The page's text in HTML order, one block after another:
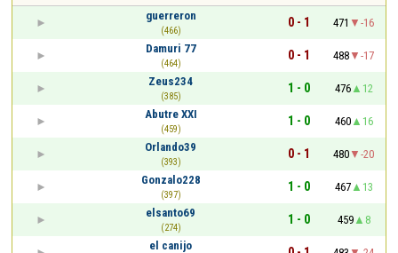
guerreron
(466)
0 - 1 471
-16
Damuri 77
(464)
0 - 1 488
-17
Zeus234
(385)
1 - 0 476
12
Abutre XXI
(459)
1 - 0 460
16
Orlando39
(393)
0 - 1 480
-20
Gonzalo228
(397)
1 - 0 467
13
elsanto69
(274)
1 - 0 459
8
el canijo